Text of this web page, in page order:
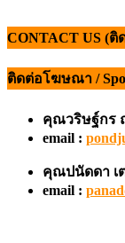
CONTACT US (ติ
ติดต่อโฆษณา /
คุณวริษฐ์กร
email :
คุณปนัดดา เ
email :